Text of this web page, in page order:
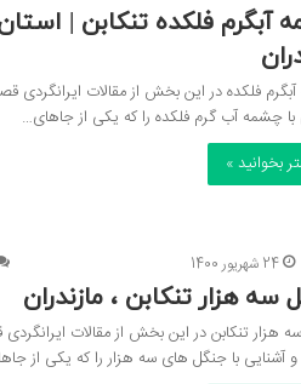
آبگرم فلکده تنکابن |
فلکده در این بخش از مقالات ایرانگردی
با چشمه آب گرم فلکده را که یکی از جاهای…
بخوانید »
24 شهریور 1400
سه هزار تنکابن ، مازندران
هزار تنکابن در این بخش از مقالات
آشنایی با جنگل های سه هزار را که یکی از